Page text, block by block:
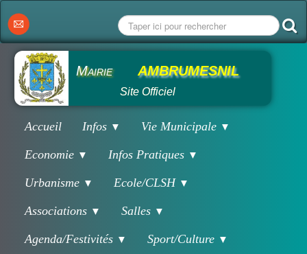
Mairie AMBRUMESNIL
Site Officiel
Accueil Infos ▼ Vie Municipale ▼
Economie ▼ Infos Pratiques ▼
Urbanisme ▼ Ecole/CLSH ▼
Associations ▼ Salles ▼
Agenda/Festivités ▼ Sport/Culture ▼